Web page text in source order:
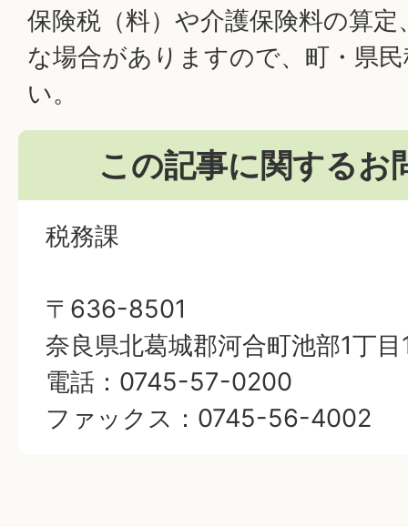
保険税（料）や介護保険料の算
な場合がありますので、町・県
い。
この記事に関するお
税務課
〒636-8501
奈良県北葛城郡河合町池部1丁目
電話：0745-57-0200
ファックス：0745-56-4002